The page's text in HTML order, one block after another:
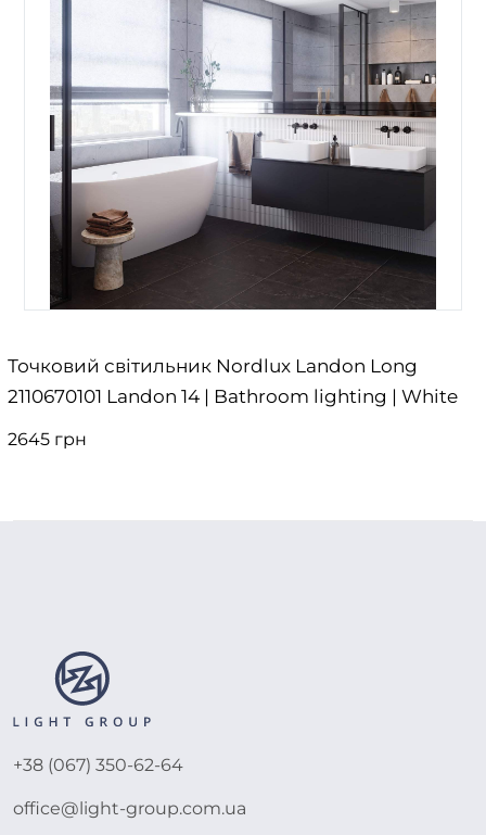
Точковий світильник Nordlux Landon Long
2110670101 Landon 14 | Bathroom lighting | White
2645 грн
+38 (067) 350-62-64
office@light-group.com.ua